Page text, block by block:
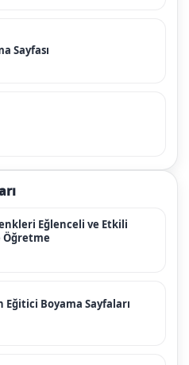
Sayfası
Eğlenceli ve Etkili
Eğitici Boyama Sayfaları